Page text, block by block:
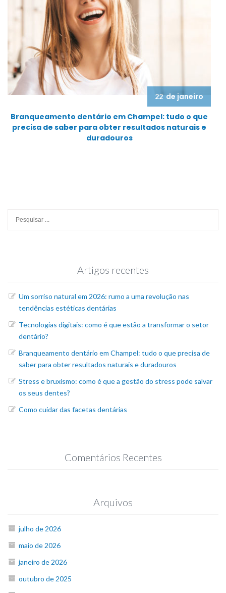
22 de janeiro
Branqueamento dentário em Champel: tudo o que
precisa de saber para obter resultados naturais e
duradouros
por:
Artigos recentes
Um sorriso natural em 2026: rumo a uma revolução nas
tendências estéticas dentárias
Tecnologias digitais: como é que estão a transformar o setor
dentário?
Branqueamento dentário em Champel: tudo o que precisa de
saber para obter resultados naturais e duradouros
Stress e bruxismo: como é que a gestão do stress pode salvar
os seus dentes?
Como cuidar das facetas dentárias
Comentários Recentes
Arquivos
julho de 2026
maio de 2026
janeiro de 2026
outubro de 2025